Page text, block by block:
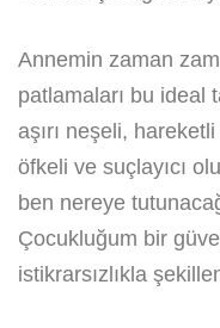
Annemin zaman
patlamaları bu ideal
aşırı neşeli,
öfkeli ve suçlayıcı
ben nereye
Çocukluğum bir
istikrarsızlıkla